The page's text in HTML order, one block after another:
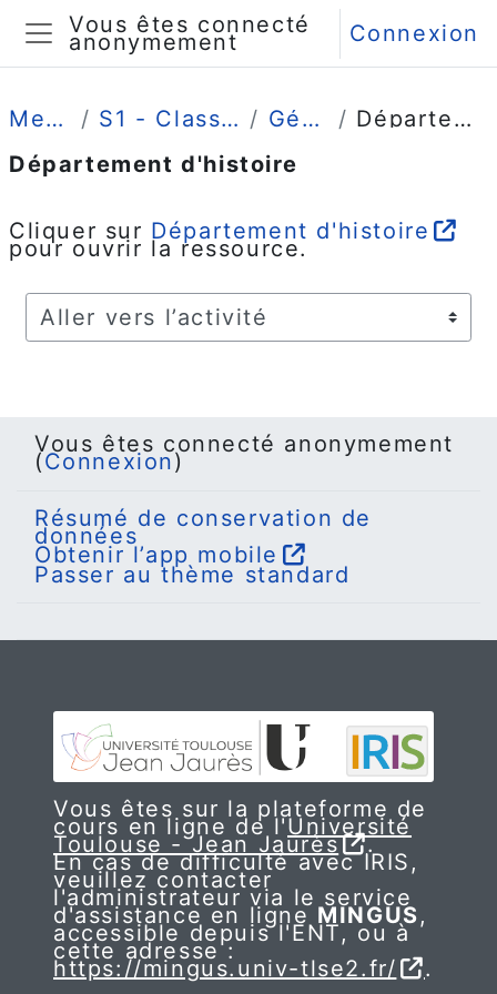
Passer au contenu principal
Panneau latéral
Vous êtes connecté
anonymement Connexion
Mes cours S1 - Classe Prépa-SHS 1 Généralités
Département d'histoire
Département d'histoire
Cliquer sur Département d'histoire
pour ouvrir la ressource.
Aller vers l’activité
Vous êtes connecté anonymement
(Connexion)
Résumé de conservation de
données
Obtenir l’app mobile
Passer au thème standard
Vous êtes sur la plateforme de
cours en ligne de l'Université
Toulouse - Jean Jaurès .
En cas de difficulté avec IRIS,
veuillez contacter
l'administrateur via le service
d'assistance en ligne MINGUS,
accessible depuis l'ENT, ou à
cette adresse :
https://mingus.univ-tlse2.fr/
.